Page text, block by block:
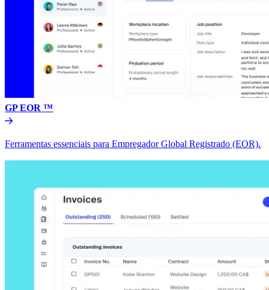
GP EOR ™​​
Ferramentas essenciais para Empregador Global Registrado (EOR).​​